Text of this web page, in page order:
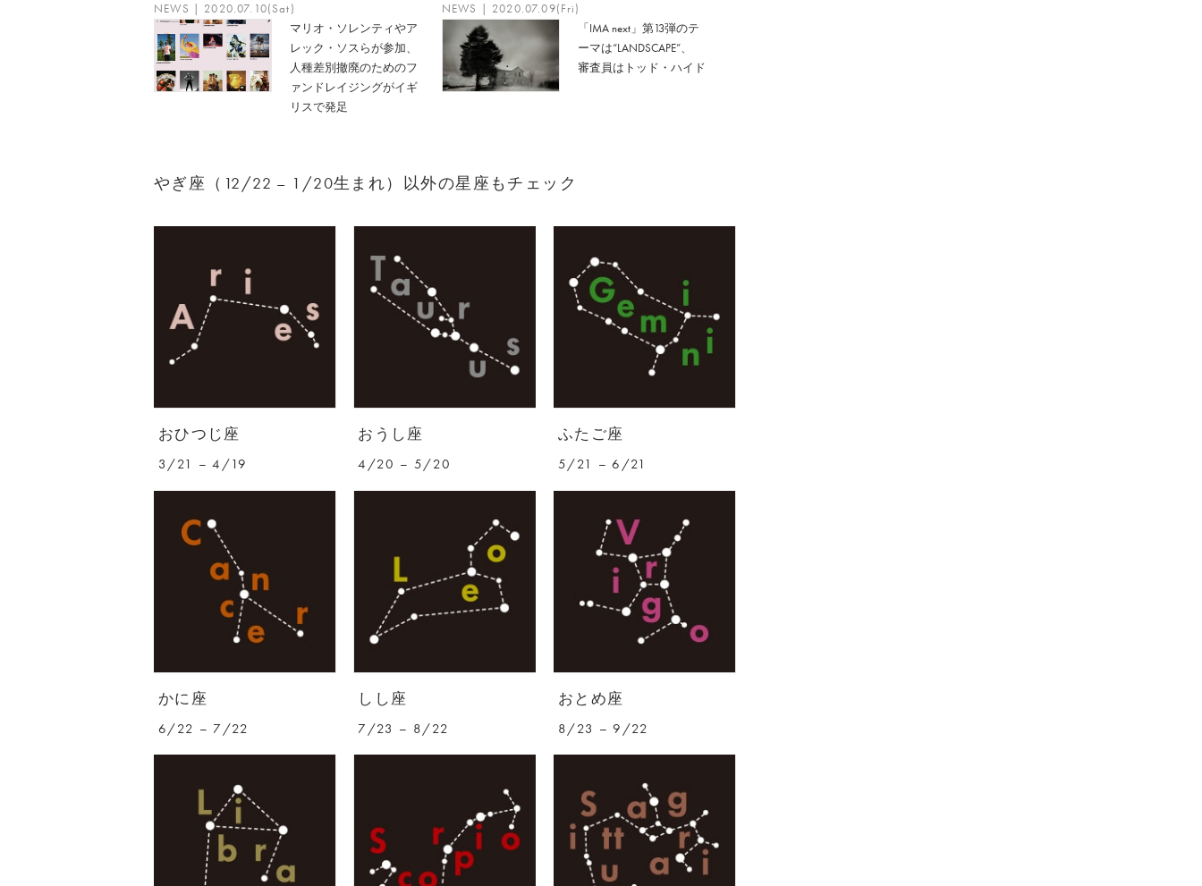
NEWS | 2020.07.10(Sat)
マリオ・ソレンティやア
レック・ソスらが参加、
人種差別撤廃のためのフ
ァンドレイジングがイギ
リスで発足
NEWS | 2020.07.09(Fri)
「IMA next」第13弾のテ
ーマは“LANDSCAPE”、
審査員はトッド・ハイド
やぎ座（12/22 – 1/20生まれ）以外の星座もチェック
おひつじ座
3/21 – 4/19
おうし座
4/20 – 5/20
ふたご座
5/21 – 6/21
かに座
6/22 – 7/22
しし座
7/23 – 8/22
おとめ座
8/23 – 9/22